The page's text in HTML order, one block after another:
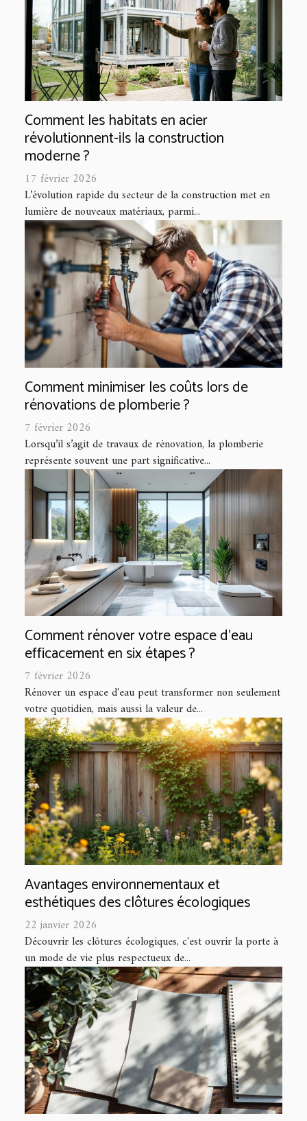
Comment les habitats en acier
révolutionnent-ils la construction
moderne ?
17 février 2026
L’évolution rapide du secteur de la construction met en
lumière de nouveaux matériaux, parmi...
Comment minimiser les coûts lors de
rénovations de plomberie ?
7 février 2026
Lorsqu’il s’agit de travaux de rénovation, la plomberie
représente souvent une part significative...
Comment rénover votre espace d'eau
efficacement en six étapes ?
7 février 2026
Rénover un espace d'eau peut transformer non seulement
votre quotidien, mais aussi la valeur de...
Avantages environnementaux et
esthétiques des clôtures écologiques
22 janvier 2026
Découvrir les clôtures écologiques, c'est ouvrir la porte à
un mode de vie plus respectueux de...